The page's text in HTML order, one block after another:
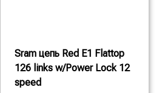
Sram цепь Red E1 Flattop
126 links w/Power Lock 12
speed